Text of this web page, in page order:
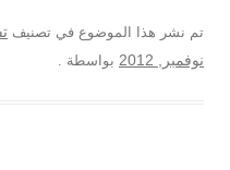
تم نشر هذا الموضوع في تصنيف
نوفمبر, 2012
بواسطة .